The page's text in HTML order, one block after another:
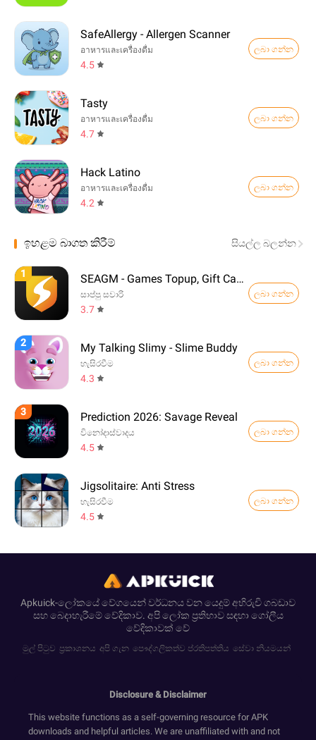
SafeAllergy - Allergen Scanner
อาหารและเครื่องดื่ม
4.5
ලබා ගන්න
Tasty
อาหารและเครื่องดื่ม
4.7
ලබා ගන්න
Hack Latino
อาหารและเครื่องดื่ม
4.2
ලබා ගන්න
ඉහළම බාගත කිරීම් සියල්ල බලන්න
1 SEAGM - Games Topup, Gift Card
සාප්පු සවාරි
3.7
ලබා ගන්න
2 My Talking Slimy - Slime Buddy
හැසිරවීම
4.3
ලබා ගන්න
3 Prediction 2026: Savage Reveal
විනෝදාස්වාදය
4.5
ලබා ගන්න
Jigsolitaire: Anti Stress
හැසිරවීම
4.5
ලබා ගන්න
Apkuick-ලෝකයේ වේගයෙන් වර්ධනය වන යෙදුම් අභිරුචි ගබඩාව
සහ බෙදාහැරීමේ වේදිකාව. අපි ලෝක ප්‍රතිභාව සඳහා ගෝලීය
වේදිකාවක් වේ
මුල් පිටුව ප්‍රකාශනය අපි ගැන පෞද්ගලිකත්ව ප්රතිපත්තිය සේවා නියමයන්
Disclosure & Disclaimer
This website functions as a self-governing resource for APK
downloads and helpful articles. We are unaffiliated with and not